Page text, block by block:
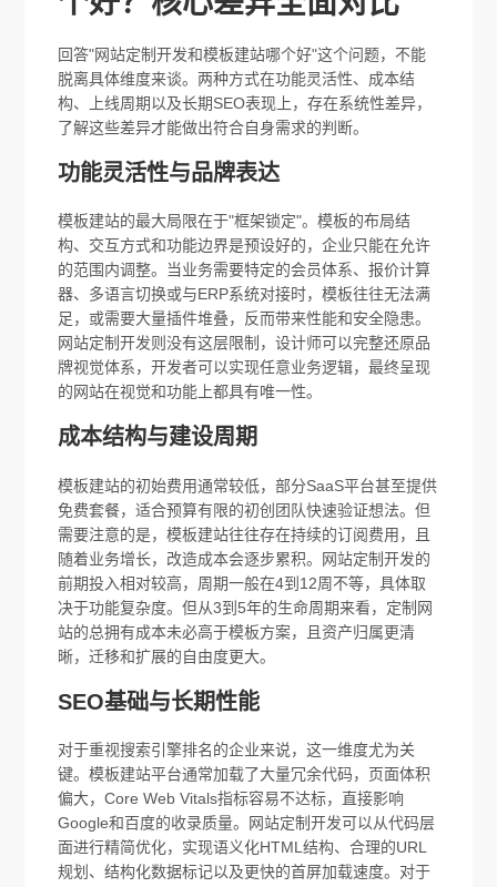
回答"网站定制开发和模板建站哪个好"这个问题，不能
脱离具体维度来谈。两种方式在功能灵活性、成本结
构、上线周期以及长期SEO表现上，存在系统性差异，
了解这些差异才能做出符合自身需求的判断。
功能灵活性与品牌表达
模板建站的最大局限在于"框架锁定"。模板的布局结
构、交互方式和功能边界是预设好的，企业只能在允许
的范围内调整。当业务需要特定的会员体系、报价计算
器、多语言切换或与ERP系统对接时，模板往往无法满
足，或需要大量插件堆叠，反而带来性能和安全隐患。
网站定制开发则没有这层限制，设计师可以完整还原品
牌视觉体系，开发者可以实现任意业务逻辑，最终呈现
的网站在视觉和功能上都具有唯一性。
成本结构与建设周期
模板建站的初始费用通常较低，部分SaaS平台甚至提供
免费套餐，适合预算有限的初创团队快速验证想法。但
需要注意的是，模板建站往往存在持续的订阅费用，且
随着业务增长，改造成本会逐步累积。网站定制开发的
前期投入相对较高，周期一般在4到12周不等，具体取
决于功能复杂度。但从3到5年的生命周期来看，定制网
站的总拥有成本未必高于模板方案，且资产归属更清
晰，迁移和扩展的自由度更大。
SEO基础与长期性能
对于重视搜索引擎排名的企业来说，这一维度尤为关
键。模板建站平台通常加载了大量冗余代码，页面体积
偏大，Core Web Vitals指标容易不达标，直接影响
Google和百度的收录质量。网站定制开发可以从代码层
面进行精简优化，实现语义化HTML结构、合理的URL
规划、结构化数据标记以及更快的首屏加载速度。对于